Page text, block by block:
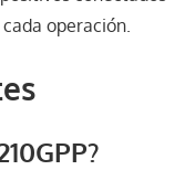
operación.